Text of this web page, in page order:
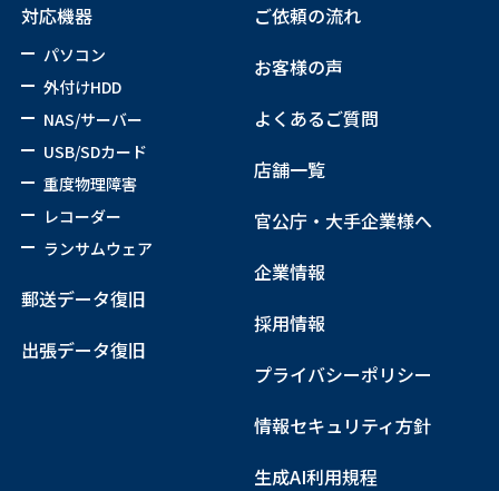
対応機器
パソコン
外付けHDD
NAS/サーバー
USB/SDカード
重度物理障害
レコーダー
ランサムウェア
郵送データ復旧
出張データ復旧
ご依頼の流れ
お客様の声
よくあるご質問
店舗一覧
官公庁・大手企業様へ
企業情報
採用情報
プライバシーポリシー
情報セキュリティ方針
生成AI利用規程